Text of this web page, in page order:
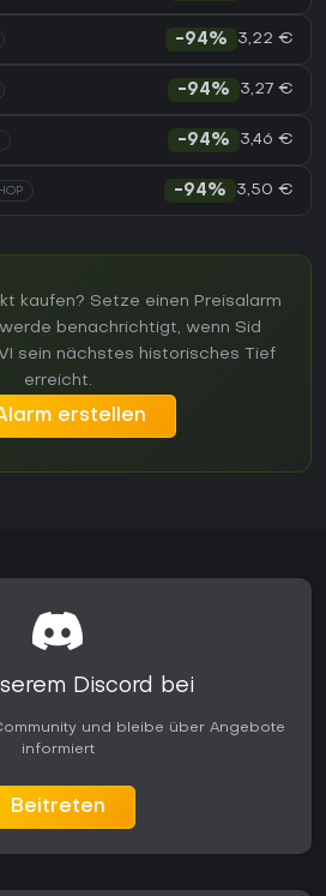
-94% 3,22 €
-94% 3,27 €
-94% 3,46 €
-94% 3,50 €
kaufen? Setze einen Preisalarm
benachrichtigt, wenn Sid
sein nächstes historisches Tief
erreicht.
erstellen
Discord bei
und bleibe über Angebote
informiert
Beitreten